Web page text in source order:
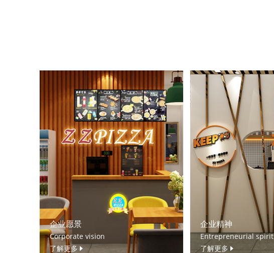
企业愿景
Corporate vision
了解更多
企业精神
Entrepreneurial spirit
了解更多